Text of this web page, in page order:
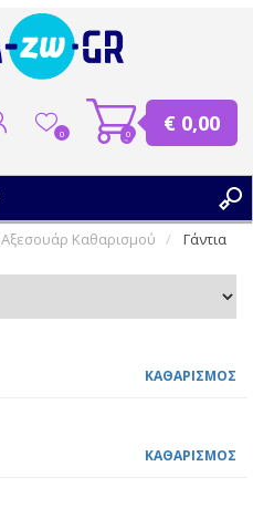
0 0 € 0,00
Αξεσουάρ Καθαρισμού Γάντια
ΚΑΘΑΡΙΣΜΟΣ
ΚΑΘΑΡΙΣΜΟΣ